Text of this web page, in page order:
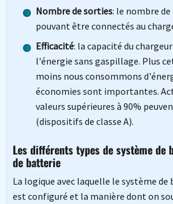
Nombre de sorties: le nombre
pouvant être connectés au
Efficacité: la capacité du
l'énergie sans gaspillage. Plus
moins nous consommons
économies sont importantes.
valeurs supérieures à 90%
(dispositifs de classe A).
Les différents types desystème de
de batterie
La logique avec laquelle le système
est configuré et la manière dont on